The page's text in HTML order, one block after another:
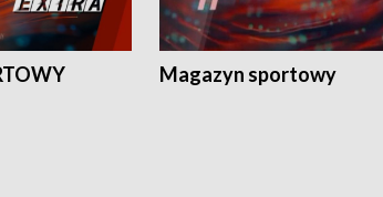
Magazyn sportowy